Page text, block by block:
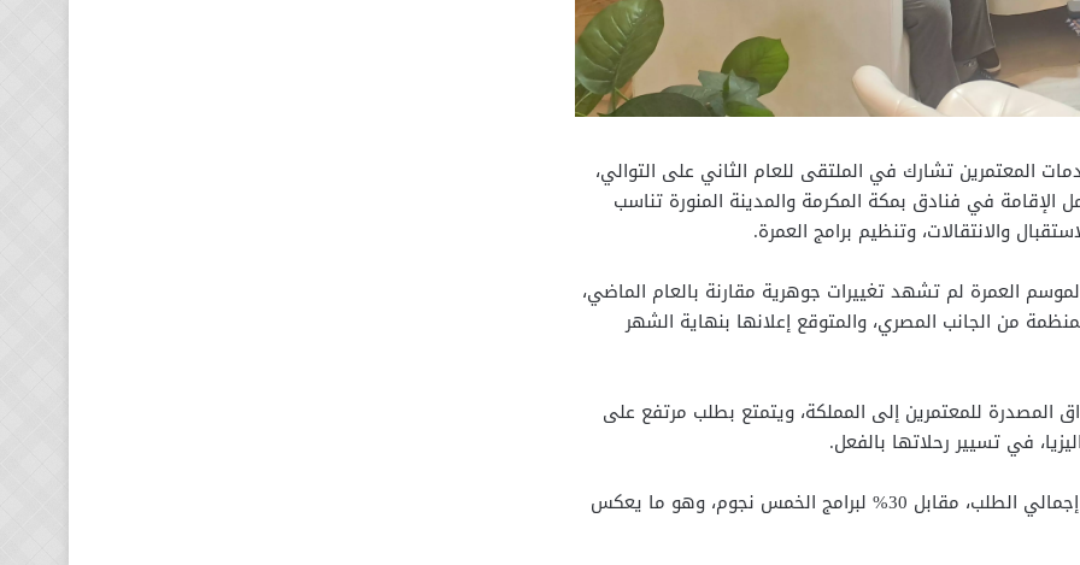
المعتمرين تشارك في الملتقى للعام الثاني على التوالي،
في فنادق بمكة المكرمة والمدينة المنورة تناسب
والانتقالات، وتنظيم برامج العمرة.
العمرة لم تشهد تغييرات جوهرية مقارنة بالعام الماضي،
من الجانب المصري، والمتوقع إعلانها بنهاية الشهر
المصدرة للمعتمرين إلى المملكة، ويتمتع بطلب مرتفع على
في تسيير رحلاتها بالفعل.
وأضاف أن البرامج الاقتصادية تستحوذ على نحو 70% من إجمالي الطلب، مقابل 30% لبرامج الخمس نجوم، وهو ما يعكس